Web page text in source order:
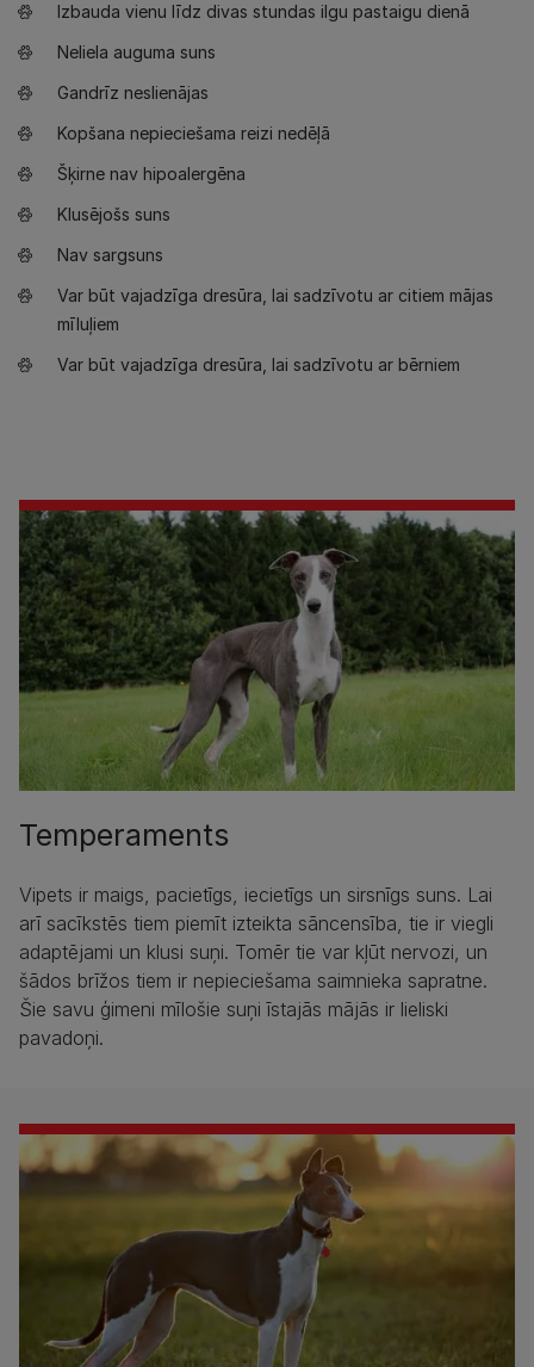
Izbauda vienu līdz divas stundas ilgu pastaigu dienā
Neliela auguma suns
Gandrīz neslienājas
Kopšana nepieciešama reizi nedēļā
Šķirne nav hipoalergēna
Klusējošs suns
Nav sargsuns
Var būt vajadzīga dresūra, lai sadzīvotu ar citiem mājas
mīluļiem
Var būt vajadzīga dresūra, lai sadzīvotu ar bērniem
Temperaments
Vipets ir maigs, pacietīgs, iecietīgs un sirsnīgs suns. Lai
arī sacīkstēs tiem piemīt izteikta sāncensība, tie ir viegli
adaptējami un klusi suņi. Tomēr tie var kļūt nervozi, un
šādos brīžos tiem ir nepieciešama saimnieka sapratne.
Šie savu ģimeni mīlošie suņi īstajās mājās ir lieliski
pavadoņi.